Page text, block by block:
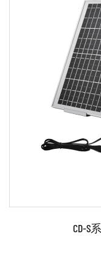
●采用先进的
12/24V铅酸电池
功能。 ●反极性
CD-S